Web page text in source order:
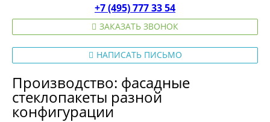
+7 (495) 777 33 54
ЗАКАЗАТЬ ЗВОНОК
НАПИСАТЬ ПИСЬМО
Производство: фасадные
стеклопакеты разной
конфигурации